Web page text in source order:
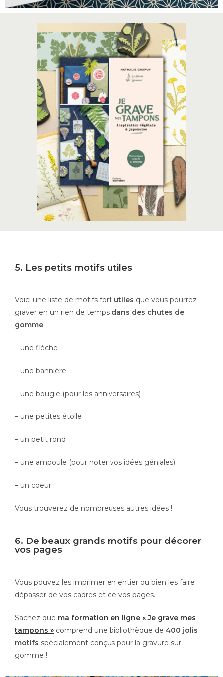
5. Les petits motifs utiles
Voici une liste de motifs fort utiles que vous pourrez
graver en un rien de temps dans des chutes de
gomme :
– une flèche
– une bannière
– une bougie (pour les anniversaires)
– une petites étoile
– un petit rond
– une ampoule (pour noter vos idées géniales)
– un coeur
Vous trouverez de nombreuses autres idées !
6. De beaux grands motifs pour décorer
vos pages
Vous pouvez les imprimer en entier ou bien les faire
dépasser de vos cadres et de vos pages.
Sachez que ma formation en ligne « Je grave mes
tampons » comprend une bibliothèque de 400 jolis
motifs spécialement conçus pour la gravure sur
gomme !